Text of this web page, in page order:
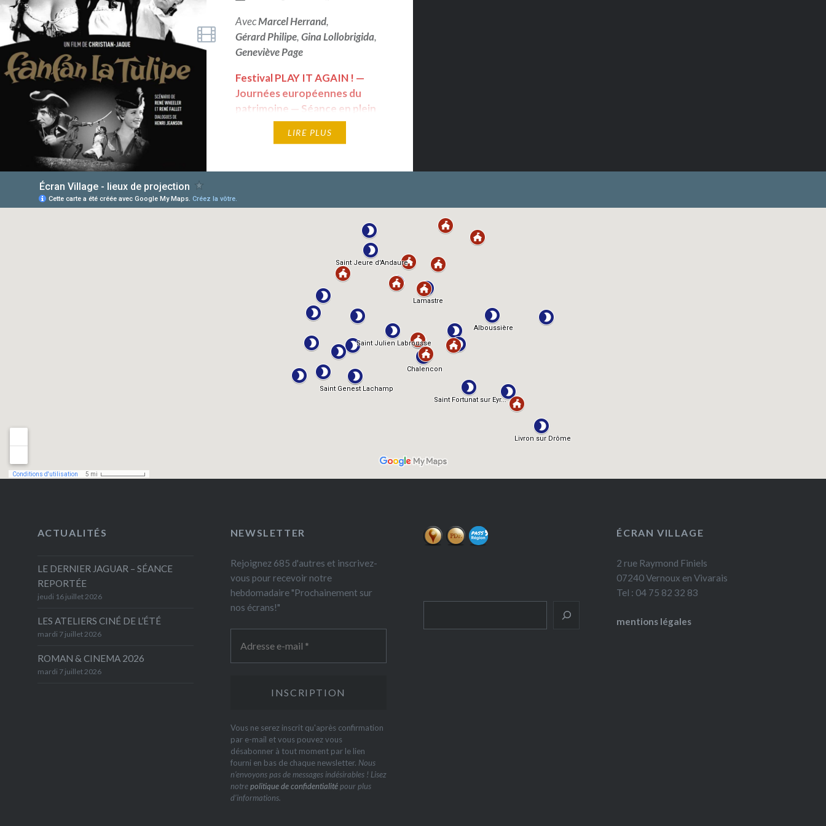
AvecMarcel Herrand,
Gérard Philipe,Gina Lollobrigida,
Geneviève Page
Festival PLAY IT AGAIN ! —
Journées européennes du
patrimoine — Séance en plein
air sur le parvis de l'église de St
Félicien Ven. 17/09 - 21h
LIRE PLUS
ACTUALITÉS
LE DERNIER JAGUAR – SÉANCE
REPORTÉE
jeudi 16 juillet 2026
LES ATELIERS CINÉ DE L’ÉTÉ
mardi 7 juillet 2026
ROMAN & CINEMA 2026
mardi 7 juillet 2026
NEWSLETTER
Rejoignez 685 d'autres et inscrivez-
vous pour recevoir notre
hebdomadaire "Prochainement sur
nos écrans!"
Vous ne serez inscrit qu'après confirmation
par e-mail et vous pouvez vous
désabonner à tout moment par le lien
fourni en bas de chaque newsletter. Nous
n’envoyons pas de messages indésirables ! Lisez
notrepolitique de confidentialitépour plus
d’informations.
ÉCRAN VILLAGE
2 rue Raymond Finiels
07240 Vernoux en Vivarais
Tel : 04 75 82 32 83
mentions légales